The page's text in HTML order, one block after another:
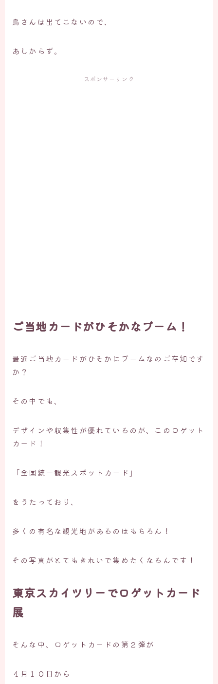
鳥さんは出てこないので、
あしからず。
スポンサーリンク
ご当地カードがひそかなブーム！
最近ご当地カードがひそかにブームなのご存知です
か？
その中でも、
デザインや収集性が優れているのが、このロゲット
カード！
「全国統一観光スポットカード」
をうたっており、
多くの有名な観光地があるのはもちろん！
その写真がとてもきれいで集めたくなるんです！
東京スカイツリーでロゲットカード
展
そんな中、ロゲットカードの第２弾が
４月１０日から